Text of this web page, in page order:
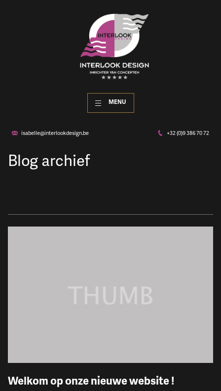
MENU
isabelle@interlookdesign.be +32 (0)9 386 70 72
Blog archief
Welkom op onze nieuwe website !